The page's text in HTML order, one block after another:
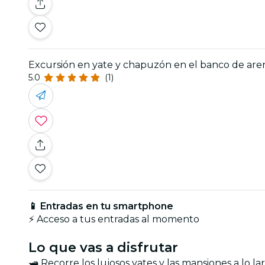
Excursión en yate y chapuzón en el banco de
5.0 (1)
📱 Entradas en tu smartphone
⚡ Acceso a tus entradas al momento
Lo que vas a disfrutar